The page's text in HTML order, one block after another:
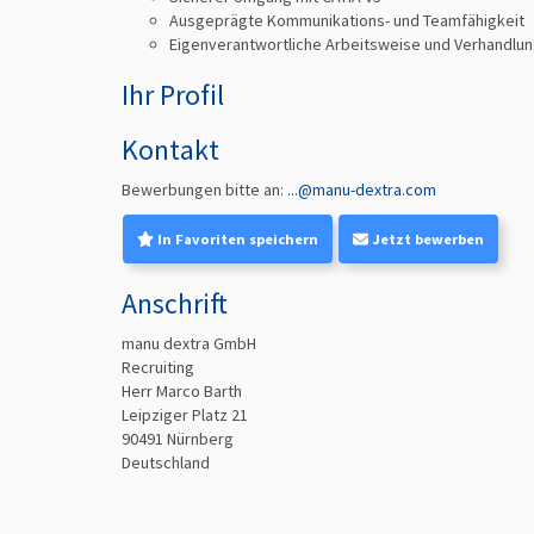
Ausgeprägte Kommunikations- und Teamfähigkeit
Eigenverantwortliche Arbeitsweise und
Ihr Profil
Kontakt
Bewerbungen bitte an: ...@manu-dextra.com
In Favoriten speichern Jetzt bewerben
Anschrift
manu dextra GmbH
Recruiting
Herr Marco Barth
Leipziger Platz 21
90491 Nürnberg
Deutschland